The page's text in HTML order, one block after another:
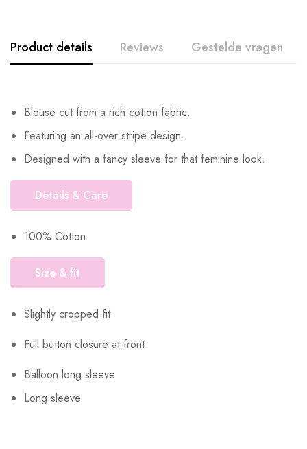
Product details Reviews Gestelde vragen
Blouse cut from a rich cotton fabric.
Featuring an all-over stripe design.
Designed with a fancy sleeve for that feminine look.
Details & Care
100% Cotton
Size & fit
Slightly cropped fit
Full button closure at front
Balloon long sleeve
Long sleeve